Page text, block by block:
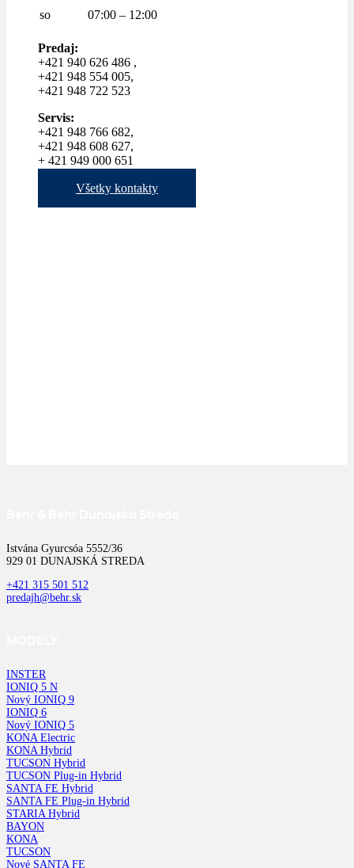
so
07:00 – 12:00
Predaj:
+421 940 626 486 ,
+421 948 554 005,
+421 948 722 523
Servis:
+421 948 766 682,
+421 948 608 627,
+ 421 949 000 651
Všetky kontakty
Istvána Gyurcsóa 5552/36
929 01 DUNAJSKÁ STREDA
+421 315 501 512
predajh@behr.sk
INSTER
IONIQ 5 N
Nový IONIQ 9
IONIQ 6
Nový IONIQ 5
KONA Electric
KONA Hybrid
TUCSON Hybrid
TUCSON Plug-in Hybrid
SANTA FE Hybrid
SANTA FE Plug-in Hybrid
STARIA Hybrid
BAYON
KONA
TUCSON
Nové SANTA FE